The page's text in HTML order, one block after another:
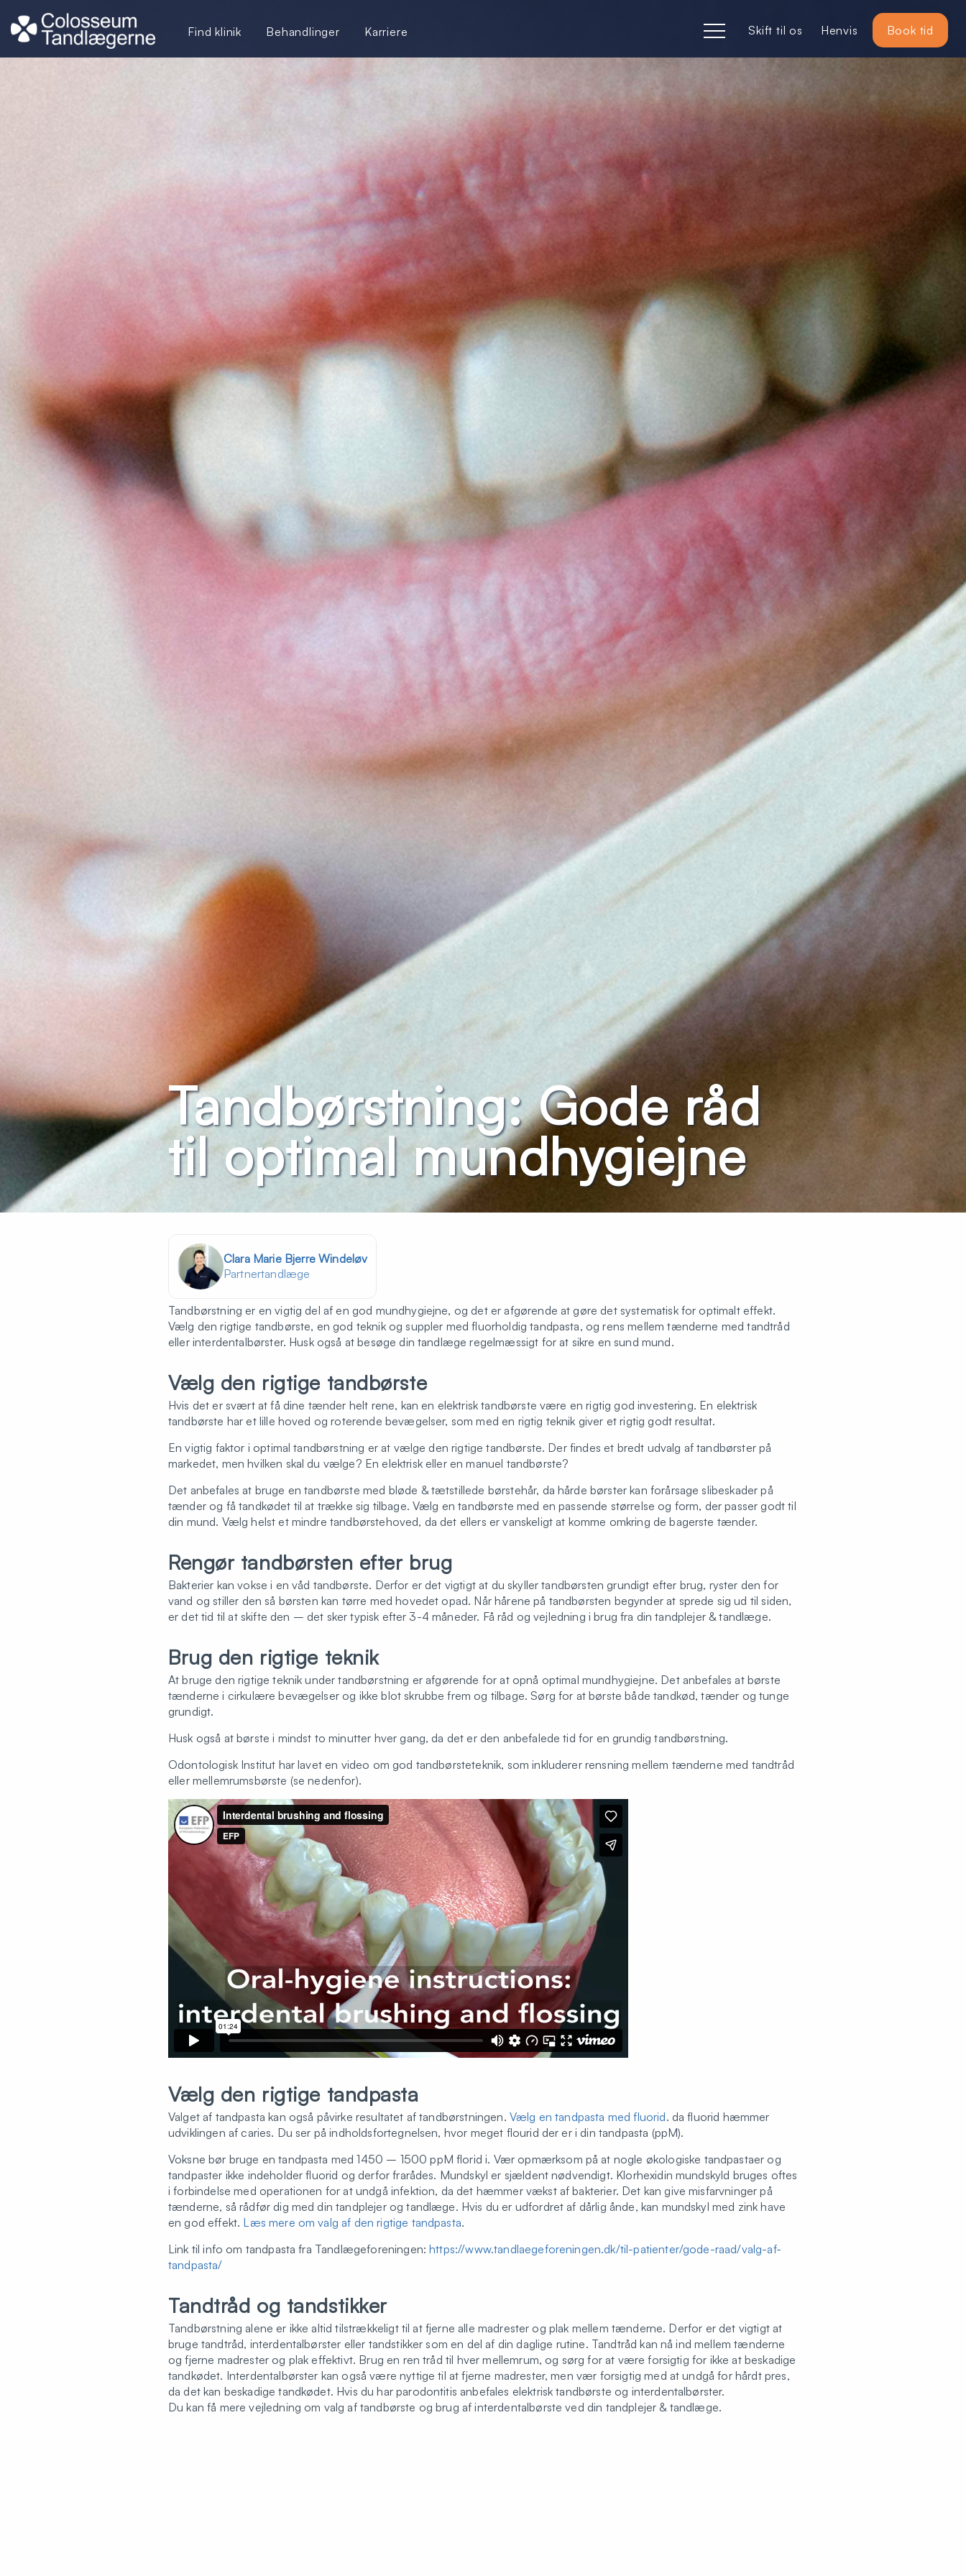
Tandbørstning: Gode råd
til optimal mundhygiejne
Clara Marie Bjerre Windeløv
Partnertandlæge
Tandbørstning er en vigtig del af en god mundhygiejne, og det er afgørende at gøre det systematisk for optimalt effekt.
Vælg den rigtige tandbørste, en god teknik og suppler med fluorholdig tandpasta, og rens mellem tænderne med tandtråd
eller interdentalbørster. Husk også at besøge din tandlæge regelmæssigt for at sikre en sund mund.
Vælg den rigtige tandbørste
Hvis det er svært at få dine tænder helt rene, kan en elektrisk tandbørste være en rigtig god investering. En elektrisk
tandbørste har et lille hoved og roterende bevægelser, som med en rigtig teknik giver et rigtig godt resultat.
En vigtig faktor i optimal tandbørstning er at vælge den rigtige tandbørste. Der findes et bredt udvalg af tandbørster på
markedet, men hvilken skal du vælge? En elektrisk eller en manuel tandbørste?
Det anbefales at bruge en tandbørste med bløde & tætstillede børstehår, da hårde børster kan forårsage slibeskader på
tænder og få tandkødet til at trække sig tilbage. Vælg en tandbørste med en passende størrelse og form, der passer godt til
din mund. Vælg helst et mindre tandbørstehoved, da det ellers er vanskeligt at komme omkring de bagerste tænder.
Rengør tandbørsten efter brug
Bakterier kan vokse i en våd tandbørste. Derfor er det vigtigt at du skyller tandbørsten grundigt efter brug, ryster den for
vand og stiller den så børsten kan tørre med hovedet opad. Når hårene på tandbørsten begynder at sprede sig ud til siden,
er det tid til at skifte den – det sker typisk efter 3-4 måneder. Få råd og vejledning i brug fra din tandplejer & tandlæge.
Brug den rigtige teknik
At bruge den rigtige teknik under tandbørstning er afgørende for at opnå optimal mundhygiejne. Det anbefales at børste
tænderne i cirkulære bevægelser og ikke blot skrubbe frem og tilbage. Sørg for at børste både tandkød, tænder og tunge
grundigt.
Husk også at børste i mindst to minutter hver gang, da det er den anbefalede tid for en grundig tandbørstning.
Odontologisk Institut har lavet en video om god tandbørsteteknik, som inkluderer rensning mellem tænderne med tandtråd
eller mellemrumsbørste (se nedenfor).
Vælg den rigtige tandpasta
Valget af tandpasta kan også påvirke resultatet af tandbørstningen. Vælg en tandpasta med fluorid. da fluorid hæmmer
udviklingen af caries. Du ser på indholdsfortegnelsen, hvor meget flourid der er i din tandpasta (ppM).
Voksne bør bruge en tandpasta med 1450 – 1500 ppM florid i. Vær opmærksom på at nogle økologiske tandpastaer og
tandpaster ikke indeholder fluorid og derfor frarådes. Mundskyl er sjældent nødvendigt. Klorhexidin mundskyld bruges oftes
i forbindelse med operationen for at undgå infektion, da det hæmmer vækst af bakterier. Det kan give misfarvninger på
tænderne, så rådfør dig med din tandplejer og tandlæge. Hvis du er udfordret af dårlig ånde, kan mundskyl med zink have
en god effekt. Læs mere om valg af den rigtige tandpasta.
Link til info om tandpasta fra Tandlægeforeningen:https://www.tandlaegeforeningen.dk/til-patienter/gode-raad/valg-af-
tandpasta/
Tandtråd og tandstikker
Tandbørstning alene er ikke altid tilstrækkeligt til at fjerne alle madrester og plak mellem tænderne. Derfor er det vigtigt at
bruge tandtråd, interdentalbørster eller tandstikker som en del af din daglige rutine. Tandtråd kan nå ind mellem tænderne
og fjerne madrester og plak effektivt. Brug en ren tråd til hver mellemrum, og sørg for at være forsigtig for ikke at beskadige
tandkødet. Interdentalbørster kan også være nyttige til at fjerne madrester, men vær forsigtig med at undgå for hårdt pres,
da det kan beskadige tandkødet. Hvis du har parodontitis anbefales elektrisk tandbørste og interdentalbørster.
Du kan få mere vejledning om valg af tandbørste og brug af interdentalbørste ved din tandplejer & tandlæge.
Find klinik Behandlinger Karriere Skift til os Henvis Book tid